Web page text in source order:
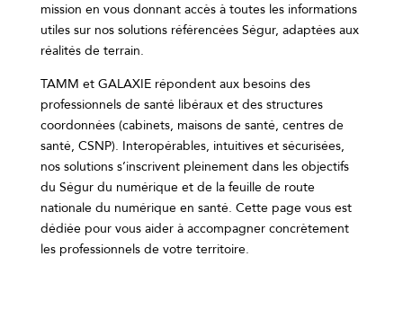
mission en vous donnant accès à toutes les informations
utiles sur nos solutions référencées Ségur, adaptées aux
réalités de terrain.
TAMM et GALAXIE répondent aux besoins des
professionnels de santé libéraux et des structures
coordonnées (cabinets, maisons de santé, centres de
santé, CSNP). Interopérables, intuitives et sécurisées,
nos solutions s’inscrivent pleinement dans les objectifs
du Ségur du numérique et de la feuille de route
nationale du numérique en santé. Cette page vous est
dédiée pour vous aider à accompagner concrètement
les professionnels de votre territoire.